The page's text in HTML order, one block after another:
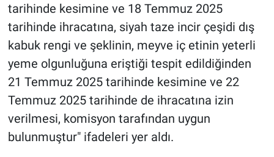
tarihinde kesimine ve 18 Temmuz 2025
tarihinde ihracatına, siyah taze incir çeşidi dış
kabuk rengi ve şeklinin, meyve iç etinin yeterli
yeme olgunluğuna eriştiği tespit edildiğinden
21 Temmuz 2025 tarihinde kesimine ve 22
Temmuz 2025 tarihinde de ihracatına izin
verilmesi, komisyon tarafından uygun
bulunmuştur" ifadeleri yer aldı.